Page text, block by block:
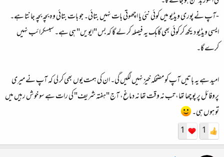
-آپ نے پوری ویڈیو میں کوئی نئی یا اچھوتی بات نہیں بتائی۔ جو بات بتائی وہ بچہ بچہ جانتا ہے۔
ایسی ویڈیو دیکھ کر کوئی بھی گاہک یہ فیصلہ کر لے گا کہ بس "ایویں" ہی ہے۔ سبسکرائب نہیں
کرے گا۔
امید ہے یہ باتیں آپ کو مضحکہ خیز نہیں لگیں گی۔ ان کی ہمت یوں بھی کر لی کہ آپ نے میری
پروفائل پر پوچھا تھا، تب نہ وقت تھا نہ دماغ، آج "ہفتہ شریف" کی رات ہے سو خو ش رہیں میں
تو ہوں ہی۔
1
1